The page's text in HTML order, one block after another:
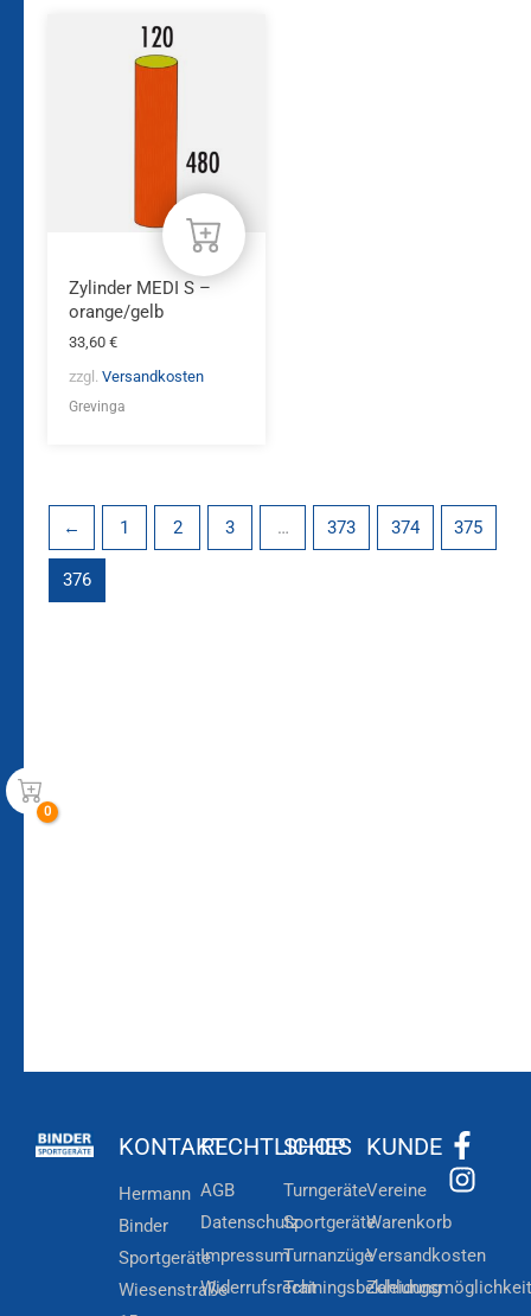
Zylinder MEDI S –
orange/gelb
33,60 €
zzgl. Versandkosten
Grevinga
← 1 2 3 … 373 374 375
376
Bleiben Sie auf dem
Laufenden!
KONTAKT
Hermann
Binder
Sportgeräte
Wiesenstraße
RECHTLICHES
AGB
Datenschutz
Impressum
Widerrufsrecht
SHOP
Turngeräte
Sportgeräte
Turnanzüge
Trainingsbekleidung
KUNDE
Vereine
Warenkorb
Versandkosten